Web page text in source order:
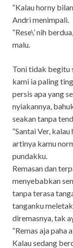
“Kalau horny
Andri menimpali.
“Rese\’ nih
malu.
Toni tidak begitu
kami ia paling
persis apa yang
nyiakannya,
seakan tanpa
“Santai Ver,
artinya kamu
pundakku.
Remasan dan
menyebabkan
tanpa terasa
tanganku
diremasnya, tak
“Remas aja paha
Kalau sedang